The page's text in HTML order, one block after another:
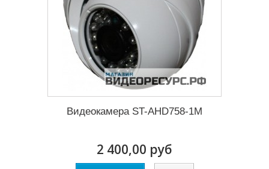
Видеокамера ST-AHD758-1M
2 400,00 руб